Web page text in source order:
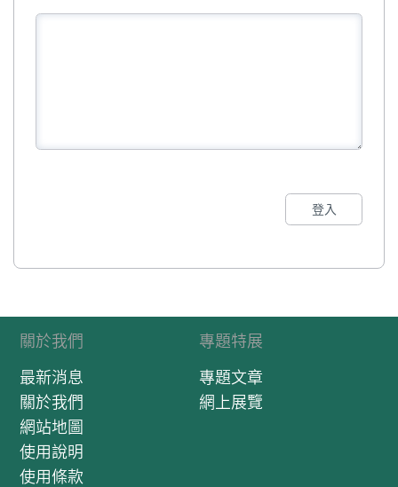
登入
關於我們
最新消息
關於我們
網站地圖
使用說明
使用條款
專題特展
專題文章
網上展覽